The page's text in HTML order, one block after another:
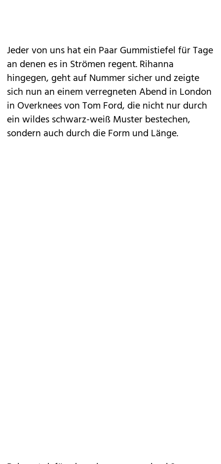
Jeder von uns hat ein Paar Gummistiefel für Tage
an denen es in Strömen regent. Rihanna
hingegen, geht auf Nummer sicher und zeigte
sich nun an einem verregneten Abend in London
in Overknees von Tom Ford, die nicht nur durch
ein wildes schwarz-weiß Muster bestechen,
sondern auch durch die Form und Länge.